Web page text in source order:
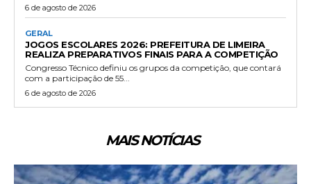
6 de agosto de 2026
GERAL
JOGOS ESCOLARES 2026: PREFEITURA DE LIMEIRA
REALIZA PREPARATIVOS FINAIS PARA A COMPETIÇÃO
Congresso Técnico definiu os grupos da competição, que contará
com a participação de 55...
6 de agosto de 2026
MAIS NOTÍCIAS